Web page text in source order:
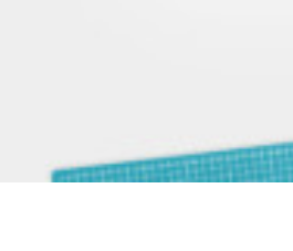
MON COMPTE